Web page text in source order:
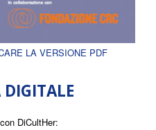
LA VERSIONE PDF
DiCultHer: